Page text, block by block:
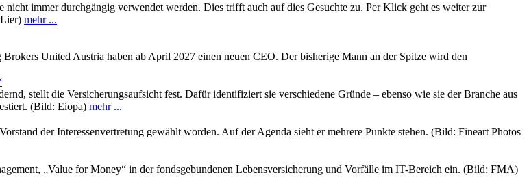
immer durchgängig verwendet werden. Dies trifft auch auf dies Gesuchte zu. Per Klick geht es weiter zur
mehr ...
United Austria haben ab April 2027 einen neuen CEO. Der bisherige Mann an der Spitze wird den
stellt die Versicherungsaufsicht fest. Dafür identifiziert sie verschiedene Gründe – ebenso wie sie der Branche aus
(Bild: Eiopa) mehr ...
der Interessenvertretung gewählt worden. Auf der Agenda sieht er mehrere Punkte stehen. (Bild: Fineart Photos
„Value for Money“ in der fondsgebundenen Lebensversicherung und Vorfälle im IT-Bereich ein. (Bild: FMA)